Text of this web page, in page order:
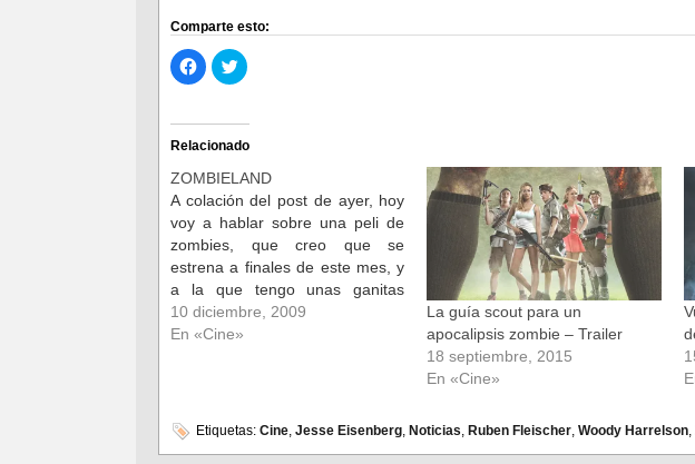
Comparte esto:
Haz
clic
para
Facebook
(Se
abre
en
una
ventana
nueva)
Haz
clic
Twitter
(Se
abre
en
una
ventana
nueva)
Relacionado
ZOMBIELAND
A colación del post de ayer, hoy
voy a hablar sobre una peli de
zombies, que creo que se
estrena a finales de este mes, y
a la que tengo unas ganitas
estupendas. Lleva por título
Zombieland, y al parecer es una
10 diciembre, 2009
En «Cine»
La guía scout para un
apocalipsis zombie – Trailer
18 septiembre, 2015
En «Cine»
Etiquetas: Cine, Jesse Eisenberg, Noticias, Ruben Fleischer, Woody Harrelson,